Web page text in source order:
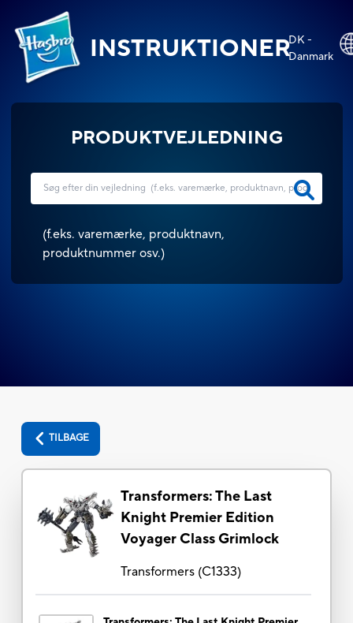
INSTRUKTIONERDK -
Danmark
PRODUKTVEJLEDNING
(f.eks. varemærke, produktnavn,
produktnummer osv.)
TILBAGE
Transformers: The Last
Knight Premier Edition
Voyager Class Grimlock
Transformers(C1333)